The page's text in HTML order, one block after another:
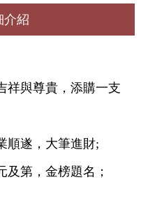
介紹
祥與尊貴，添購一支
順遂，大筆進財;
第，金榜題名；